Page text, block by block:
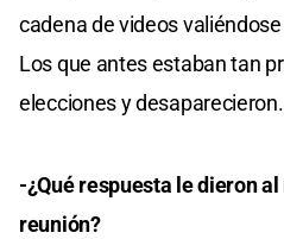
cadena de videos
Los que antes estaban tan
elecciones y desaparecieron.
-¿Qué respuesta le dieron
reunión?